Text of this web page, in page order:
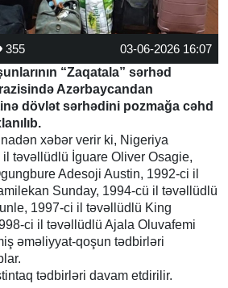
355
03-06-2026 16:07
“Zaqatala” sərhəd
Azərbaycandan
dövlət sərhədini pozmağa cəhd
xəbər verir ki, Nigeriya
il təvəllüdlü İguare Oliver Osagie,
Adesoji Austin, 1992-ci il
Sunday, 1994-cü il təvəllüdlü
1997-ci il təvəllüdlü King
ci il təvəllüdlü Ajala Oluvafemi
əməliyyat-qoşun tədbirləri
tədbirləri dаvаm еtdirilir.